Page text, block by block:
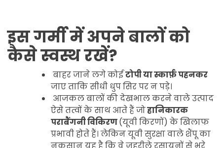
इस गर्मी में अपने बालों को
कैसे स्वस्थ रखें?
बाहर जाने लगे कोईटोपी या स्कार्फ़ पहनकर
जाए ताकि सीधी धुप सिर पर न पड़े।
आजकल बालों की देखभाल करने वाले उत्पाद
ऐसे तत्वों के साथ आते हैं जोहानिकारक
पराबैंगनी विकिरण(यूवी किरणों) के खिलाफ
प्रभावी होते हैं। लेकिन यूवी सुरक्षा वाले शैंपू का
नुकसान यह है कि वे जहरीले रसायनों से भरे